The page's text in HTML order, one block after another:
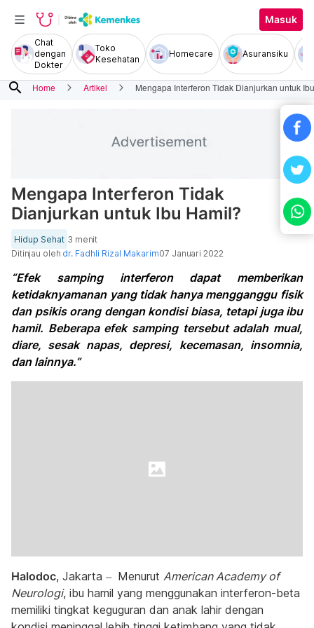
Masuk
Chat
dengan
Dokter
Toko
Kesehatan
Homecare Asuransiku
search Home Artikel Mengapa Interferon Tidak Dianjurkan untuk
Mengapa Interferon Tidak
Dianjurkan untuk Ibu Hamil?
Hidup Sehat 3 menit
Ditinjau oleh dr. Fadhli Rizal Makarim07 Januari 2022
“Efek samping interferon dapat memberikan
ketidaknyamanan yang tidak hanya mengganggu fisik
dan psikis orang dengan kondisi biasa, tetapi juga ibu
hamil. Beberapa efek samping tersebut adalah mual,
diare, sesak napas, depresi, kecemasan, insomnia,
dan lainnya.”
Halodoc, Jakarta – Menurut American Academy of
Neurologi, ibu hamil yang menggunakan interferon-beta
memiliki tingkat keguguran dan anak lahir dengan